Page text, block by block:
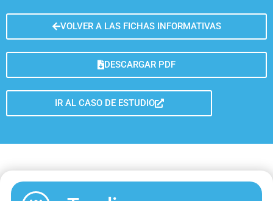
VOLVER A LAS FICHAS INFORMATIVAS
DESCARGAR PDF
IR AL CASO DE ESTUDIO